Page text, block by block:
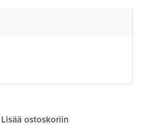
Lisää ostoskoriin